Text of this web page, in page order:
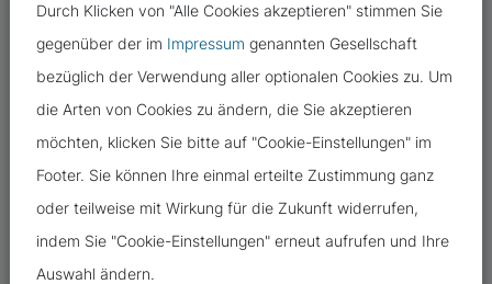
Laut europäischer Aufsichtsbehörden (Österreich, Frankreich,
Italien, etc.) ist der Einsatz von Google Analytics rechtswidrig.
Auch die deutschen Aufsichtsbehörden positionieren sich immer
eindeutiger gegen den Einsatz von Google Analytics.
Durch Klicken von "Alle Cookies akzeptieren" stimmen Sie
gegenüber der im Impressum genannten Gesellschaft
bezüglich der Verwendung aller optionalen Cookies zu. Um
die Arten von Cookies zu ändern, die Sie akzeptieren
möchten, klicken Sie bitte auf "Cookie-Einstellungen" im
Footer. Sie können Ihre einmal erteilte Zustimmung ganz
oder teilweise mit Wirkung für die Zukunft widerrufen,
indem Sie "Cookie-Einstellungen" erneut aufrufen und Ihre
Auswahl ändern.